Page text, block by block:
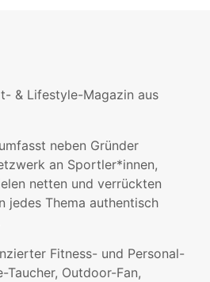
& Lifestyle-Magazin aus
neben Gründer
an Sportler*innen,
netten und verrückten
jedes Thema authentisch
Fitness- und Personal-
Taucher, Outdoor-Fan,